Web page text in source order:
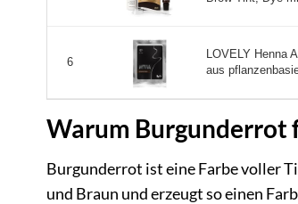
6
LOVELY Henna
aus
Warum Burgunderrot
Burgunderrot ist eine Farbe voller
und Braun und erzeugt so einen